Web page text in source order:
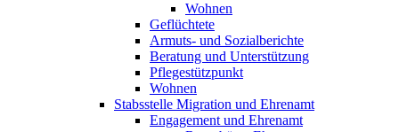
Wohnen
Geflüchtete
Armuts- und Sozialberichte
Beratung und Unterstützung
Pflegestützpunkt
Wohnen
Stabsstelle Migration und Ehrenamt
Engagement und Ehrenamt